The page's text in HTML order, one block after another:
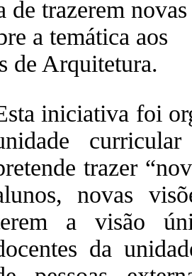
de trazerem novas
a temática aos
de Arquitetura.
iniciativa foi
trazer
novas
a visão
da